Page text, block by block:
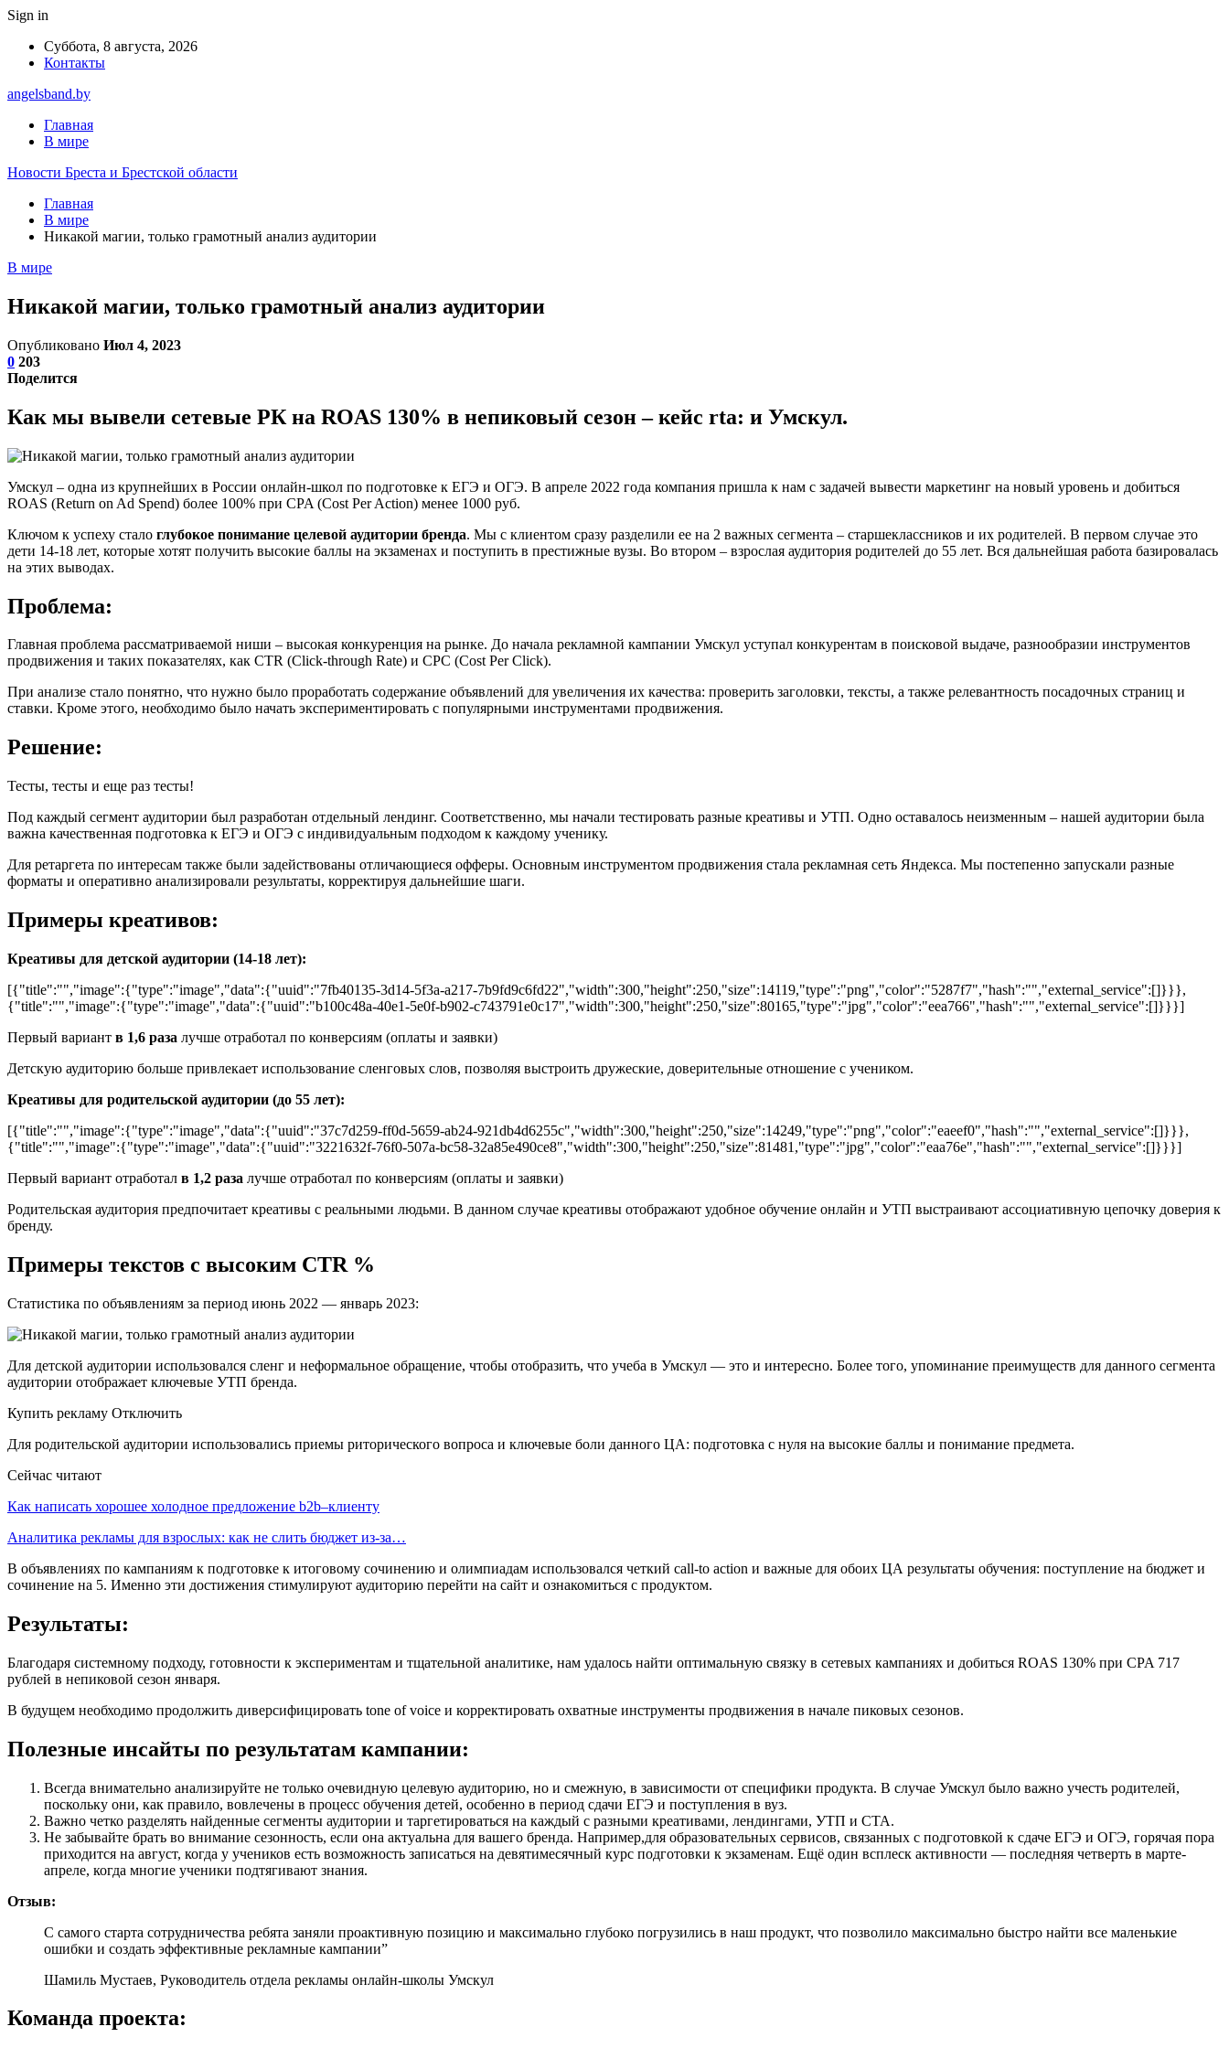
Sign in
Суббота, 8 августа, 2026
Контакты
angelsband.by
Главная
В мире
Новости Бреста и Брестской области
Главная
В мире
Никакой магии, только грамотный анализ аудитории
В мире
Никакой магии, только грамотный анализ аудитории
Опубликовано Июл 4, 2023
0 203
Поделится
Как мы вывели сетевые РК на ROAS 130% в непиковый сезон – кейс rta: и Умскул.
Умскул – одна из крупнейших в России онлайн-школ по подготовке к ЕГЭ и ОГЭ. В апреле 2022 года компания пришла к нам с задачей вывести маркетинг на новый уровень и добиться
ROAS (Return on Ad Spend) более 100% при CPA (Cost Per Action) менее 1000 руб.
Ключом к успеху стало глубокое понимание целевой аудитории бренда. Мы с клиентом сразу разделили ее на 2 важных сегмента – старшеклассников и их родителей. В первом случае это
дети 14-18 лет, которые хотят получить высокие баллы на экзаменах и поступить в престижные вузы. Во втором – взрослая аудитория родителей до 55 лет. Вся дальнейшая работа базировалась
на этих выводах.
Проблема:
Главная проблема рассматриваемой ниши – высокая конкуренция на рынке. До начала рекламной кампании Умскул уступал конкурентам в поисковой выдаче, разнообразии инструментов
продвижения и таких показателях, как CTR (Click-through Rate) и CPC (Cost Per Click).
При анализе стало понятно, что нужно было проработать содержание объявлений для увеличения их качества: проверить заголовки, тексты, а также релевантность посадочных страниц и
ставки. Кроме этого, необходимо было начать экспериментировать с популярными инструментами продвижения.
Решение:
Тесты, тесты и еще раз тесты!
Под каждый сегмент аудитории был разработан отдельный лендинг. Соответственно, мы начали тестировать разные креативы и УТП. Одно оставалось неизменным – нашей аудитории была
важна качественная подготовка к ЕГЭ и ОГЭ с индивидуальным подходом к каждому ученику.
Для ретаргета по интересам также были задействованы отличающиеся офферы. Основным инструментом продвижения стала рекламная сеть Яндекса. Мы постепенно запускали разные
форматы и оперативно анализировали результаты, корректируя дальнейшие шаги.
Примеры креативов:
Креативы для детской аудитории (14-18 лет):
[{"title":"","image":{"type":"image","data":{"uuid":"7fb40135-3d14-5f3a-a217-7b9fd9c6fd22","width":300,"height":250,"size":14119,"type":"png","color":"5287f7","hash":"","external_service":[]}}},
{"title":"","image":{"type":"image","data":{"uuid":"b100c48a-40e1-5e0f-b902-c743791e0c17","width":300,"height":250,"size":80165,"type":"jpg","color":"eea766","hash":"","external_service":[]}}}]
Первый вариант в 1,6 раза лучше отработал по конверсиям (оплаты и заявки)
Детскую аудиторию больше привлекает использование сленговых слов, позволяя выстроить дружеские, доверительные отношение с учеником.
Креативы для родительской аудитории (до 55 лет):
[{"title":"","image":{"type":"image","data":{"uuid":"37c7d259-ff0d-5659-ab24-921db4d6255c","width":300,"height":250,"size":14249,"type":"png","color":"eaeef0","hash":"","external_service":[]}}},
{"title":"","image":{"type":"image","data":{"uuid":"3221632f-76f0-507a-bc58-32a85e490ce8","width":300,"height":250,"size":81481,"type":"jpg","color":"eaa76e","hash":"","external_service":[]}}}]
Первый вариант отработал в 1,2 раза лучше отработал по конверсиям (оплаты и заявки)
Родительская аудитория предпочитает креативы с реальными людьми. В данном случае креативы отображают удобное обучение онлайн и УТП выстраивают ассоциативную цепочку доверия к
бренду.
Примеры текстов с высоким CTR %
Статистика по объявлениям за период июнь 2022 — январь 2023:
Для детской аудитории использовался сленг и неформальное обращение, чтобы отобразить, что учеба в Умскул — это и интересно. Более того, упоминание преимуществ для данного сегмента
аудитории отображает ключевые УТП бренда.
Купить рекламу Отключить
Для родительской аудитории использовались приемы риторического вопроса и ключевые боли данного ЦА: подготовка с нуля на высокие баллы и понимание предмета.
Сейчас читают
Как написать хорошее холодное предложение b2b–клиенту
Аналитика рекламы для взрослых: как не слить бюджет из-за…
В объявлениях по кампаниям к подготовке к итоговому сочинению и олимпиадам использовался четкий call-to action и важные для обоих ЦА результаты обучения: поступление на бюджет и
сочинение на 5. Именно эти достижения стимулируют аудиторию перейти на сайт и ознакомиться с продуктом.
Результаты:
Благодаря системному подходу, готовности к экспериментам и тщательной аналитике, нам удалось найти оптимальную связку в сетевых кампаниях и добиться ROAS 130% при CPA 717
рублей в непиковой сезон января.
В будущем необходимо продолжить диверсифицировать tone of voice и корректировать охватные инструменты продвижения в начале пиковых сезонов.
Полезные инсайты по результатам кампании:
Всегда внимательно анализируйте не только очевидную целевую аудиторию, но и смежную, в зависимости от специфики продукта. В случае Умскул было важно учесть родителей,
поскольку они, как правило, вовлечены в процесс обучения детей, особенно в период сдачи ЕГЭ и поступления в вуз.
Важно четко разделять найденные сегменты аудитории и таргетироваться на каждый с разными креативами, лендингами, УТП и CTA.
Не забывайте брать во внимание сезонность, если она актуальна для вашего бренда. Например,для образовательных сервисов, связанных с подготовкой к сдаче ЕГЭ и ОГЭ, горячая пора
приходится на август, когда у учеников есть возможность записаться на девятимесячный курс подготовки к экзаменам. Ещё один всплеск активности — последняя четверть в марте-
апреле, когда многие ученики подтягивают знания.
Отзыв:
С самого старта сотрудничества ребята заняли проактивную позицию и максимально глубоко погрузились в наш продукт, что позволило максимально быстро найти все маленькие
ошибки и создать эффективные рекламные кампании”
Шамиль Мустаев, Руководитель отдела рекламы онлайн-школы Умскул
Команда проекта: